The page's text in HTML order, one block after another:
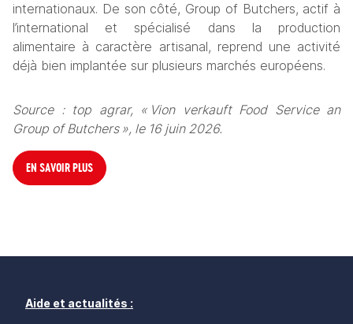
internationaux. De son côté, Group of Butchers, actif à
l’international et spécialisé dans la production
alimentaire à caractère artisanal, reprend une activité
déjà bien implantée sur plusieurs marchés européens.
Source : top agrar, « Vion verkauft Food Service an
Group of Butchers », le 16 juin 2026.
EN SAVOIR PLUS
Aide et actualités :